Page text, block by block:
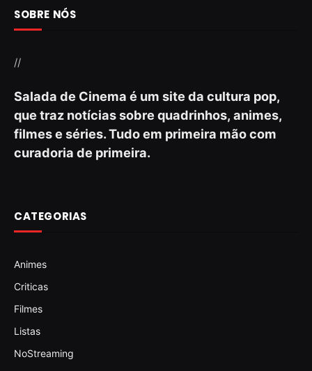
SOBRE NÓS
//
Salada de Cinema é um site da cultura pop,
que traz notícias sobre quadrinhos, animes,
filmes e séries. Tudo em primeira mão com
curadoria de primeira.
CATEGORIAS
Animes
Criticas
Filmes
Listas
NoStreaming